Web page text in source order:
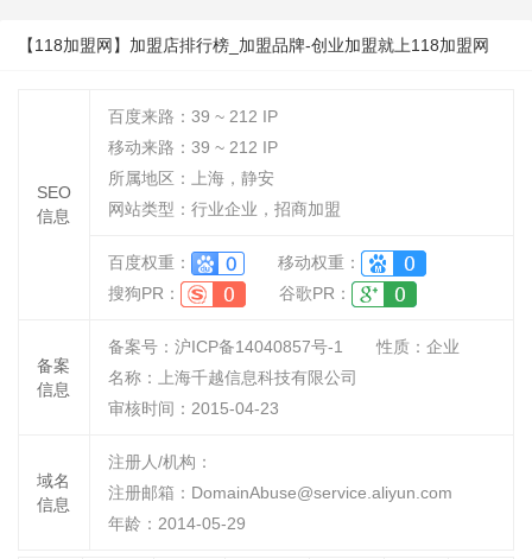
【118加盟网】加盟店排行榜_加盟品牌-创业加盟就上118加盟网
SEO
信息
百度来路： 39 ~ 212 IP
移动来路： 39 ~ 212 IP
所属地区：上海，静安
网站类型：行业企业，招商加盟
百度权重：
移动权重：
搜狗PR：
谷歌PR：
备案
信息
备案号：沪ICP备14040857号-1 性质： 企业
名称：
上海千越信息科技有限公司
审核时间： 2015-04-23
域名
信息
注册人/机构：
注册邮箱：DomainAbuse@service.aliyun.com
年龄：2014-05-29